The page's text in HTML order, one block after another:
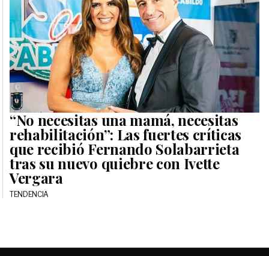
“No necesitas una mamá, necesitas
rehabilitación”: Las fuertes críticas
que recibió Fernando Solabarrieta
tras su nuevo quiebre con Ivette
Vergara
TENDENCIA